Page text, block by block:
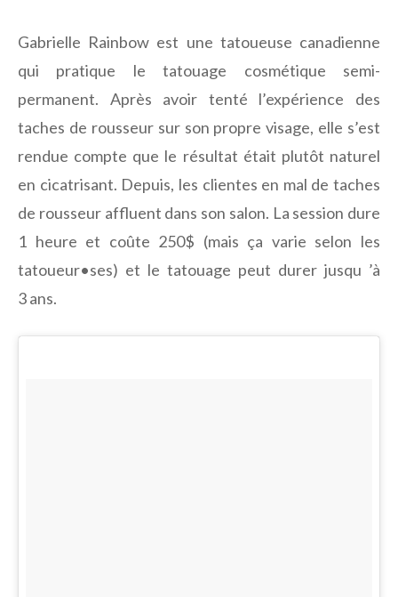
Gabrielle Rainbow est une tatoueuse canadienne
qui pratique le tatouage cosmétique semi-
permanent. Après avoir tenté l’expérience des
taches de rousseur sur son propre visage, elle s’est
rendue compte que le résultat était plutôt naturel
en cicatrisant. Depuis, les clientes en mal de taches
de rousseur affluent dans son salon. La session dure
1 heure et coûte 250$ (mais ça varie selon les
tatoueur•ses) et le tatouage peut durer jusqu ’à
3 ans.